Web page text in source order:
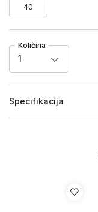
40
Količina
1
Specifikacija